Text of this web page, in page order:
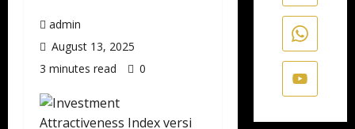
admin
August 13, 2025
3 minutes read
0